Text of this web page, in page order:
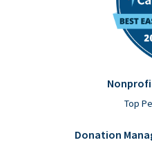
Top
Donation